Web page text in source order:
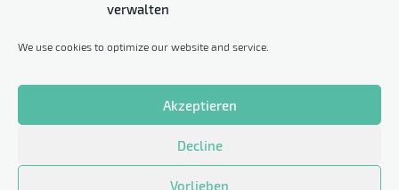
verwalten
We use cookies to optimize our website and service.
Akzeptieren
Decline
Vorlieben
Beratung anfordern
Datenschutz
Cookie-Richtlinie (EU)